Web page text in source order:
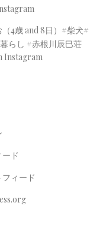
（4歳 and 8日）#柴犬#
らし #赤根川辰巳荘
Instagram
ド
ィード